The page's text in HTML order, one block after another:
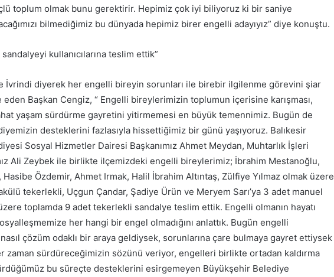
toplum olmak bunu gerektirir. Hepimiz çok iyi biliyoruz ki bir saniye
bilmediğimiz bu dünyada hepimiz birer engelli adayıyız” diye konuştu.
kullanıcılarına teslim ettik”
İvrindi diyerek her engelli bireyin sorunları ile birebir ilgilenme görevini şiar
Başkan Cengiz, “ Engelli bireylerimizin toplumun içerisine karışması,
yaşam sürdürme gayretini yitirmemesi en büyük temennimiz. Bugün de
desteklerini fazlasıyla hissettiğimiz bir günü yaşıyoruz. Balıkesir
Sosyal Hizmetler Dairesi Başkanımız Ahmet Meydan, Muhtarlık İşleri
Ali Zeybek ile birlikte ilçemizdeki engelli bireylerimiz; İbrahim Mestanoğlu,
Özdemir, Ahmet Irmak, Halil İbrahim Altıntaş, Zülfiye Yılmaz olmak üzere
tekerlekli, Uçgun Çandar, Şadiye Ürün ve Meryem Sarı’ya 3 adet manuel
toplamda 9 adet tekerlekli sandalye teslim ettik. Engelli olmanın hayatı
her hangi bir engel olmadığını anlattık. Bugün engelli
çözüm odaklı bir araya geldiysek, sorunlarına çare bulmaya gayret ettiysek
zaman sürdüreceğimizin sözünü veriyor, engelleri birlikte ortadan kaldırma
bu süreçte desteklerini esirgemeyen Büyükşehir Belediye